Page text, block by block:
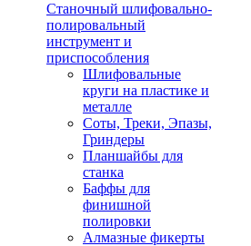
Станочный шлифовально-
полировальный
инструмент и
приспособления
Шлифовальные
круги на пластике и
металле
Соты, Треки, Эпазы,
Гриндеры
Планшайбы для
станка
Баффы для
финишной
полировки
Алмазные фикерты